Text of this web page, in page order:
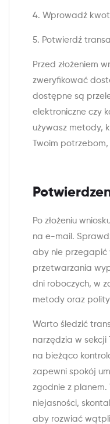
4. Wprowadź
5. Potwierdź
Przed złożeniem
zweryfikować
dostępne są
elektroniczne czy
używasz metody,
Twoim
Po złożeniu
na e-mail.
aby nie przegapić
przetwarzania
dni roboczych, w
metody oraz
Warto śledzić
narzędzia w sekcji
na bieżąco
zapewni spokój
zgodnie z planem.
niejasności,
aby rozwiać